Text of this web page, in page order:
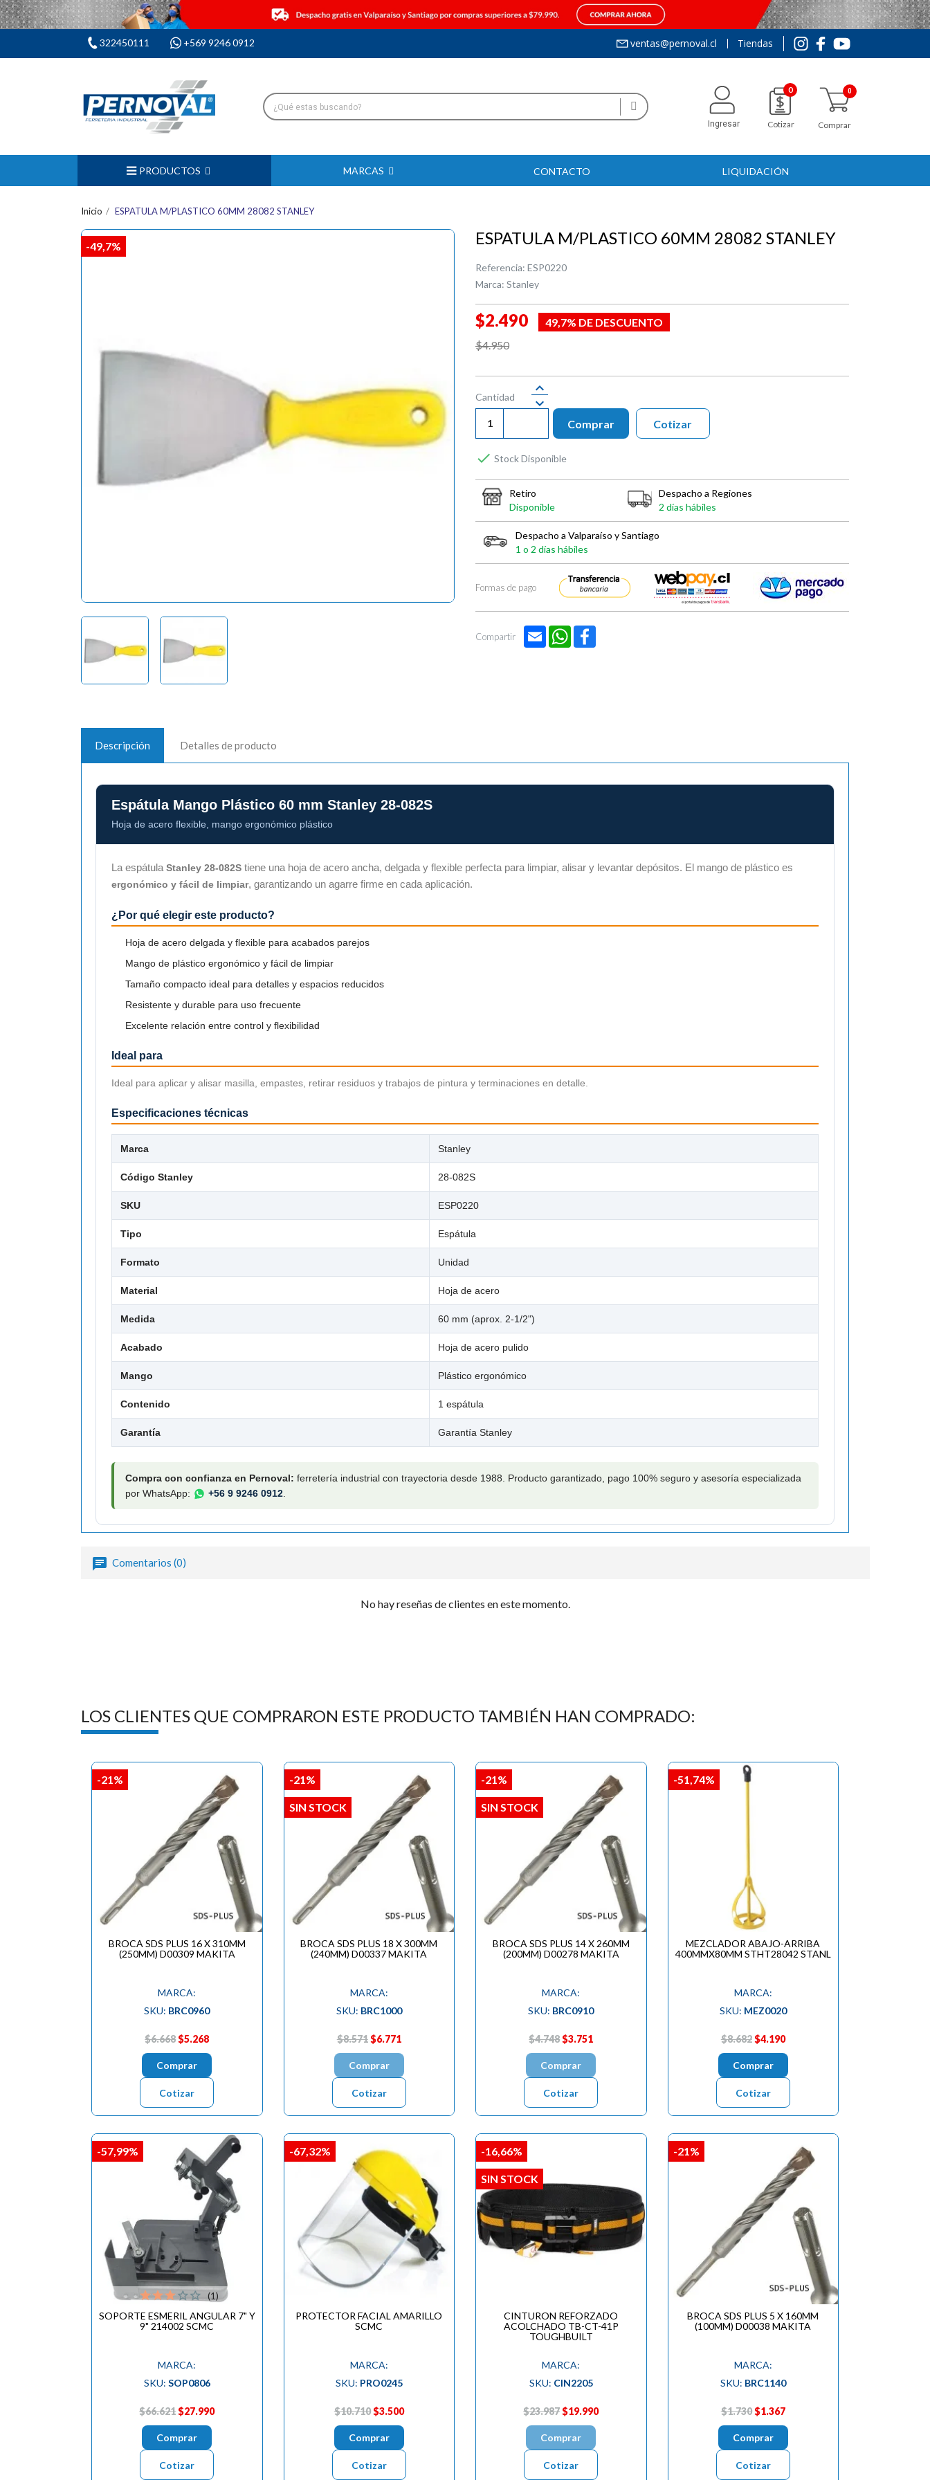
322450111 +569 9246 0912 ventas@pernoval.cl Tiendas
Ingresar
0
Cotizar Comprar
PRODUCTOS MARCAS CONTACTO LIQUIDACIÓN
Inicio ESPATULA M/PLASTICO 60MM 28082 STANLEY
-49,7% ESPATULA M/PLASTICO 60MM 28082 STANLEY
Referencia: ESP0220
Marca: Stanley
$2.490
49,7% DE DESCUENTO
$4.950
Cantidad
Comprar
 Stock Disponible
Cotizar
Retiro
Disponible
Despacho a Regiones
2 días hábiles
Despacho a Valparaíso y Santiago
1 o 2 días hábiles
Formas de pago
Compartir Email WhatsApp
Descripción Detalles de producto
Espátula Mango Plástico 60 mm Stanley 28-082S
Hoja de acero flexible, mango ergonómico plástico
La espátula Stanley 28-082S tiene una hoja de acero ancha, delgada y flexible perfecta para limpiar, alisar y levantar depósitos. El mango de plástico es
ergonómico y fácil de limpiar, garantizando un agarre firme en cada aplicación.
¿Por qué elegir este producto?
Hoja de acero delgada y flexible para acabados parejos
Mango de plástico ergonómico y fácil de limpiar
Tamaño compacto ideal para detalles y espacios reducidos
Resistente y durable para uso frecuente
Excelente relación entre control y flexibilidad
Ideal para
Ideal para aplicar y alisar masilla, empastes, retirar residuos y trabajos de pintura y terminaciones en detalle.
Especificaciones técnicas
Marca Stanley
Código Stanley 28-082S
SKU ESP0220
Tipo Espátula
Formato Unidad
Material Hoja de acero
Medida 60 mm (aprox. 2-1/2")
Acabado Hoja de acero pulido
Mango Plástico ergonómico
Contenido 1 espátula
Garantía Garantía Stanley
Compra con confianza en Pernoval: ferretería industrial con trayectoria desde 1988. Producto garantizado, pago 100% seguro y asesoría especializada
por WhatsApp:
+56 9 9246 0912
Comentarios (0)
No hay reseñas de clientes en este momento.
LOS CLIENTES QUE COMPRARON ESTE PRODUCTO TAMBIÉN HAN COMPRADO:
BROCA SDS PLUS 16 X 310MM
(250MM) D00309 MAKITA
MARCA:
SKU: BRC0960
$6.668$5.268
Comprar
Cotizar
-21%
BROCA SDS PLUS 18 X 300MM
(240MM) D00337 MAKITA
MARCA:
SKU: BRC1000
$8.571$6.771
Comprar
Cotizar
-21%
SIN STOCK
BROCA SDS PLUS 14 X 260MM
(200MM) D00278 MAKITA
MARCA:
SKU: BRC0910
$4.748$3.751
Comprar
Cotizar
-21%
SIN STOCK
MEZCLADOR ABAJO-ARRIBA
400MMX80MM STHT28042 STANL
MARCA:
SKU: MEZ0020
$8.682$4.190
Comprar
Cotizar
-51,74%
SOPORTE ESMERIL ANGULAR 7" Y
9" 214002 SCMC
MARCA:
SKU: SOP0806
$66.621$27.990
Comprar
Cotizar
(1)
-57,99%
PROTECTOR FACIAL AMARILLO
SCMC
MARCA:
SKU: PRO0245
$10.710$3.500
Comprar
Cotizar
-67,32%
CINTURON REFORZADO
ACOLCHADO TB-CT-41P
TOUGHBUILT
MARCA:
SKU: CIN2205
$23.987$19.990
Comprar
Cotizar
-16,66%
SIN STOCK
BROCA SDS PLUS 5 X 160MM
(100MM) D00038 MAKITA
MARCA:
SKU: BRC1140
$1.730$1.367
Comprar
Cotizar
-21%